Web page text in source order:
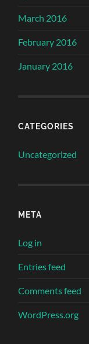
March 2016
February 2016
January 2016
CATEGORIES
Uncategorized
META
Log in
Entries feed
Comments feed
WordPress.org